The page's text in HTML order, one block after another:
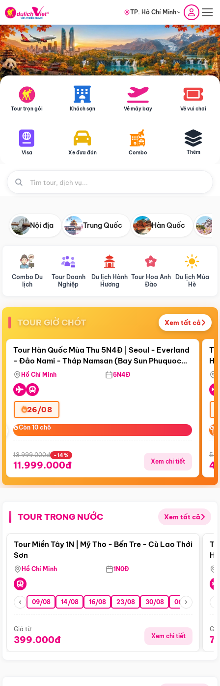
TP. Hồ Chí Minh
Tour trọn gói Khách sạn Vé máy bay Vé vui chơi
Visa Xe đưa đón Combo Thêm
Nội địa Trung Quốc Hàn Quốc
Combo Du
lịch
Tour Doanh
Nghiệp
Du lịch Hành
Hương
Tour Hoa Anh
Đào
Du lịch Mùa
Hè
TOUR GIỜ CHÓT Xem tất cả
Còn18 ngày 07:56:54
Bay Sun Phuquoc Airways
Điểm nổi bật
Tour Hàn Quốc Mùa Thu 5N4Đ | Seoul - Everland
- Đảo Nami - Tháp Namsan (Bay Sun Phuquoc
Airways)
Hồ Chí Minh 5N4Đ
26/08
Còn 10 chỗ
Còn 10 chỗ
13.999.000đ -14%
11.999.000đ Xem chi tiết
TOUR TRONG NƯỚC Xem tất cả
Điểm nổi bật
Tour Miền Tây 1N | Mỹ Tho - Bến Tre - Cù Lao Thới
Sơn
Hồ Chí Minh 1N0Đ
09/08 14/08 16/08 23/08 30/08 06/09 13/09
Giá từ:
399.000đ Xem chi tiết